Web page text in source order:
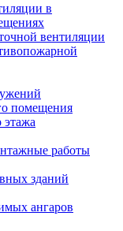
в
вентиляции
помещения
этажа
работы
зданий
ангаров